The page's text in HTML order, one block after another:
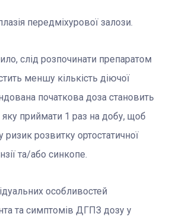
передміхурової залози.
слід розпочинати препаратом
меншу кількість діючої
початкова доза становить
яку приймати 1 раз на добу, щоб
розвитку ортостатичної
та/або синкопе.
особливостей
та симптомів ДГПЗ дозу у